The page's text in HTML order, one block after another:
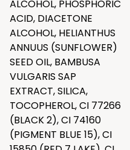
ALCOHOL, PHOSPHORIC
ACID, DIACETONE
ALCOHOL, HELIANTHUS
ANNUUS (SUNFLOWER)
SEED OIL, BAMBUSA
VULGARIS SAP
EXTRACT, SILICA,
TOCOPHEROL, CI 77266
(BLACK 2), CI 74160
(PIGMENT BLUE 15), CI